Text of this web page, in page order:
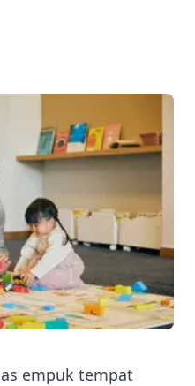
empuk tempat